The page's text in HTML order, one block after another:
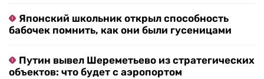
Японский школьник открыл способность
бабочек помнить, как они были гусеницами
Путин вывел Шереметьево из стратегических
объектов: что будет с аэропортом